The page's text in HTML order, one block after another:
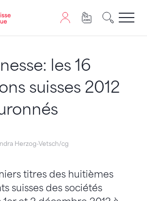
du sitenpour naviguer sur ce site.
les 16
suisses 2012
Herzog-Vetsch/cg
titres des huitièmes
suisses des sociétés